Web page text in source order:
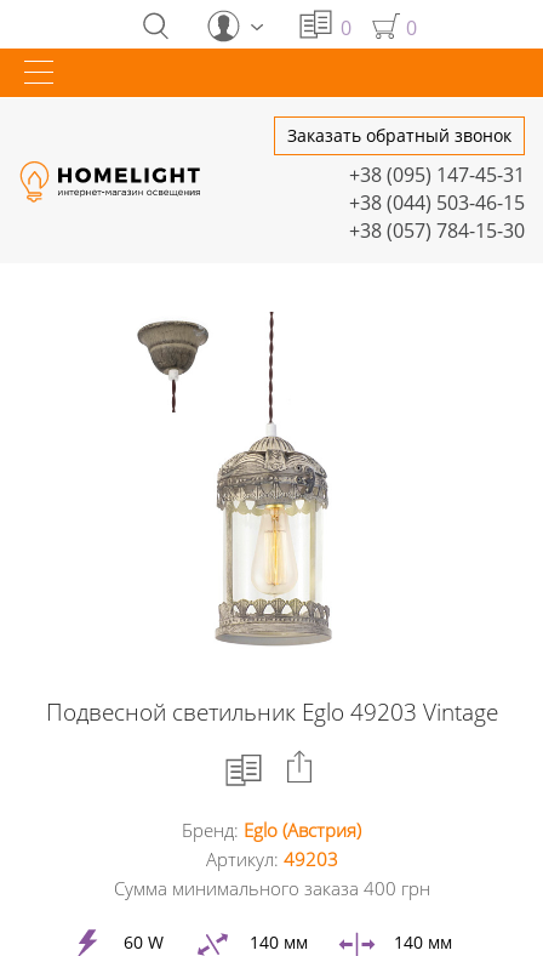
0 0
Заказать обратный звонок
+38 (095) 147-45-31
+38 (044) 503-46-15
+38 (057) 784-15-30
Подвесной светильник Eglo 49203 Vintage
Facebook
+
Бренд: Eglo (Австрия)
Артикул: 49203
Сумма минимального заказа 400 грн
60 W 140 мм 140 мм